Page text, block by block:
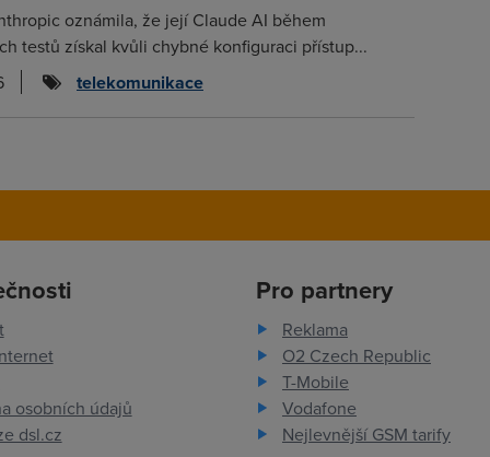
oznámila, že její Claude AI během
testů získal kvůli chybné konfiguraci přístup...
telekomunikace
osobních údajů
dsl.cz
Pro partnery
Reklama
O2 Czech Republic
T-Mobile
Vodafone
Nejlevnější GSM tarify